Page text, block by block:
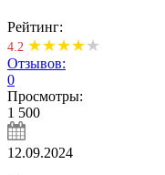
Рейтинг:
4.2 ★★★★★
Отзывов:
0
Просмотры:
1 500
12.09.2024